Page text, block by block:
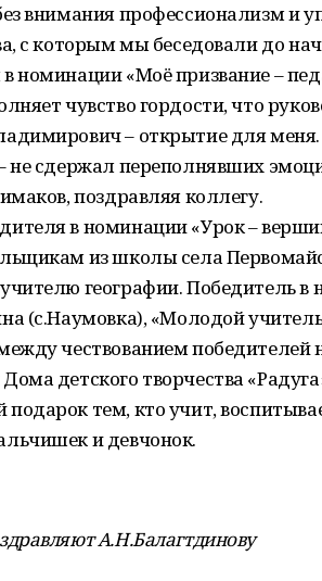
внимания профессионализм и
с которым мы беседовали до
номинации «Моё призвание –
чувство гордости, что
– открытие для
не сдержал переполнявших
поздравляя коллегу.
в номинации «Урок –
из школы села
географии. Победитель в
(с.Наумовка), «Молодой
чествованием
детского творчества
тем, кто учит,
и девчонок.
А.Н.Балагтдинову